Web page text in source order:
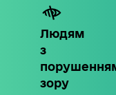
Людям
з
зору